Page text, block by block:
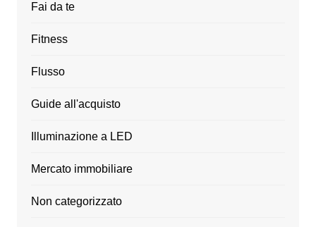
Fai da te
Fitness
Flusso
Guide all'acquisto
Illuminazione a LED
Mercato immobiliare
Non categorizzato